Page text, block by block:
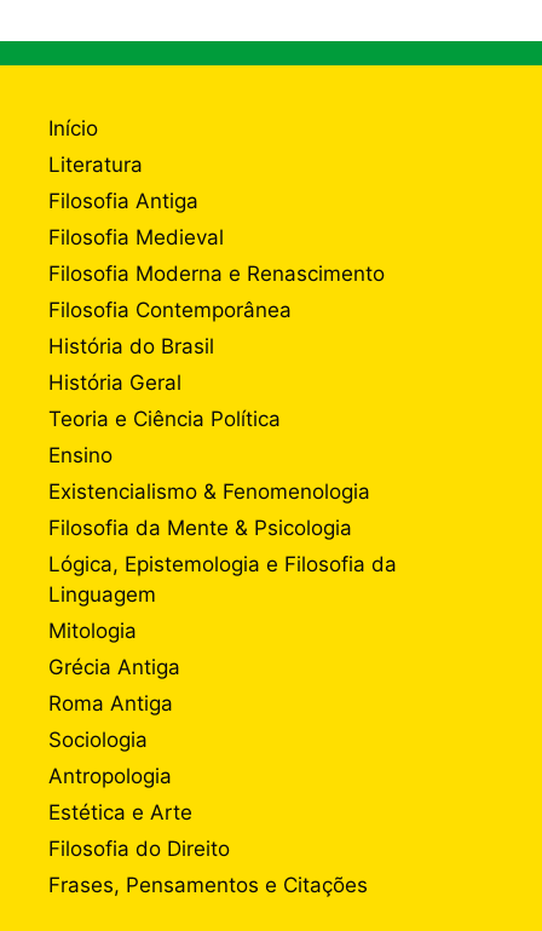
Início
Literatura
Filosofia Antiga
Filosofia Medieval
Filosofia Moderna e Renascimento
Filosofia Contemporânea
História do Brasil
História Geral
Teoria e Ciência Política
Ensino
Existencialismo & Fenomenologia
Filosofia da Mente & Psicologia
Lógica, Epistemologia e Filosofia da
Linguagem
Mitologia
Grécia Antiga
Roma Antiga
Sociologia
Antropologia
Estética e Arte
Filosofia do Direito
Frases, Pensamentos e Citações